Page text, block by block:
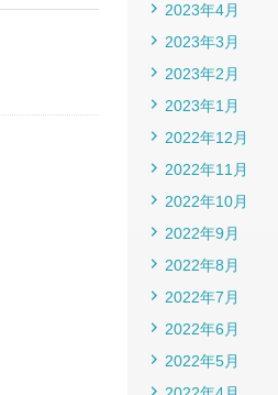
2023年4月
2023年3月
2023年2月
2023年1月
2022年12月
2022年11月
2022年10月
2022年9月
2022年8月
2022年7月
2022年6月
2022年5月